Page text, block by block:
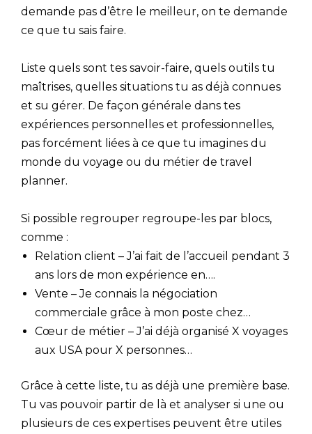
demande pas d’être le meilleur, on te demande
ce que tu sais faire.
Liste quels sont tes savoir-faire, quels outils tu
maîtrises, quelles situations tu as déjà connues
et su gérer. De façon générale dans tes
expériences personnelles et professionnelles,
pas forcément liées à ce que tu imagines du
monde du voyage ou du métier de travel
planner.
Si possible regrouper regroupe-les par blocs,
comme :
Relation client – J’ai fait de l’accueil pendant 3
ans lors de mon expérience en….
Vente – Je connais la négociation
commerciale grâce à mon poste chez…
Cœur de métier – J’ai déjà organisé X voyages
aux USA pour X personnes…
Grâce à cette liste, tu as déjà une première base.
Tu vas pouvoir partir de là et analyser si une ou
plusieurs de ces expertises peuvent être utiles